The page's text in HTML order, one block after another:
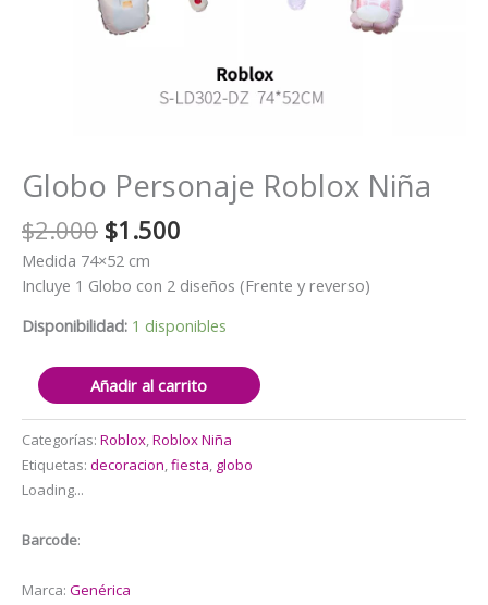
Globo Personaje Roblox Niña
$2.000 El
precio
original
$2.000.
$1.500
actual
$1.500.
Medida 74×52 cm
Incluye 1 Globo con 2 diseños (Frente y reverso)
Disponibilidad: 1 disponibles
Globo
Personaje
Roblox
Niña
cantidad
Añadir al carrito
Categorías: Roblox,Roblox Niña
Etiquetas: decoracion,fiesta, globo
Loading...
Barcode:
Marca: Genérica